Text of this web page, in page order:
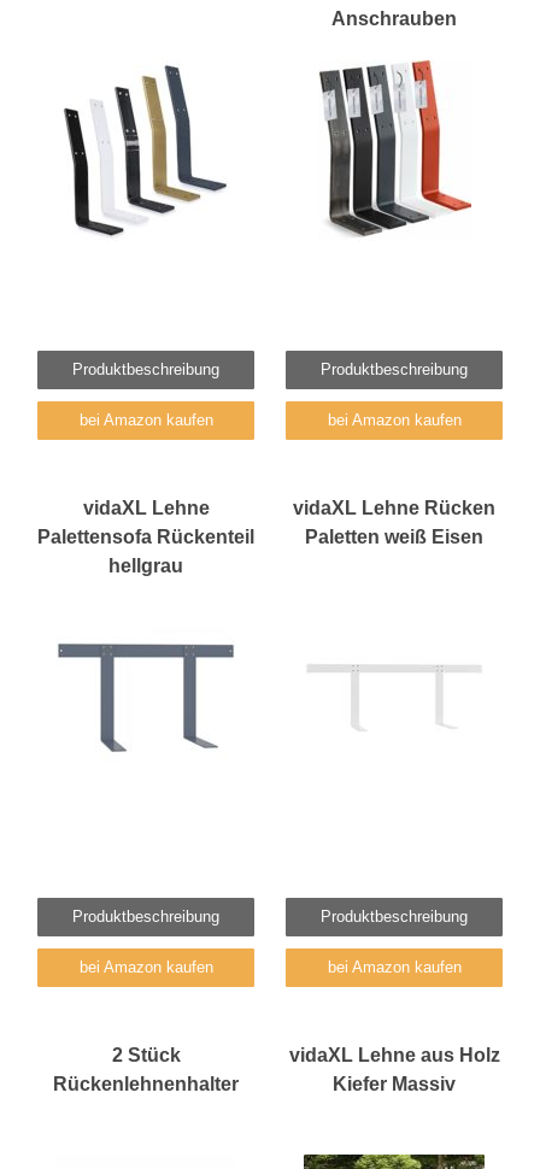
Produktbeschreibung
bei Amazon kaufen
Anschrauben
Produktbeschreibung
bei Amazon kaufen
vidaXL Lehne
Palettensofa Rückenteil
hellgrau
Produktbeschreibung
bei Amazon kaufen
vidaXL Lehne Rücken
Paletten weiß Eisen
Produktbeschreibung
bei Amazon kaufen
2 Stück
Rückenlehnenhalter
vidaXL Lehne aus Holz
Kiefer Massiv